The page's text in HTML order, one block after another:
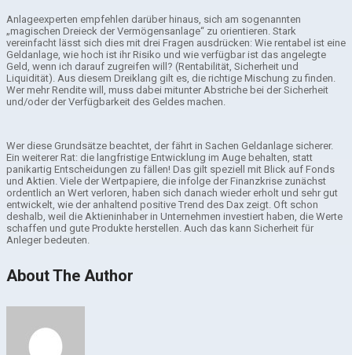
Anlageexperten empfehlen darüber hinaus, sich am sogenannten
„magischen Dreieck der Vermögensanlage“ zu orientieren. Stark
vereinfacht lässt sich dies mit drei Fragen ausdrücken: Wie rentabel ist eine
Geldanlage, wie hoch ist ihr Risiko und wie verfügbar ist das angelegte
Geld, wenn ich darauf zugreifen will? (Rentabilität, Sicherheit und
Liquidität). Aus diesem Dreiklang gilt es, die richtige Mischung zu finden.
Wer mehr Rendite will, muss dabei mitunter Abstriche bei der Sicherheit
und/oder der Verfügbarkeit des Geldes machen.
Wer diese Grundsätze beachtet, der fährt in Sachen Geldanlage sicherer.
Ein weiterer Rat: die langfristige Entwicklung im Auge behalten, statt
panikartig Entscheidungen zu fällen! Das gilt speziell mit Blick auf Fonds
und Aktien. Viele der Wertpapiere, die infolge der Finanzkrise zunächst
ordentlich an Wert verloren, haben sich danach wieder erholt und sehr gut
entwickelt, wie der anhaltend positive Trend des Dax zeigt. Oft schon
deshalb, weil die Aktieninhaber in Unternehmen investiert haben, die Werte
schaffen und gute Produkte herstellen. Auch das kann Sicherheit für
Anleger bedeuten.
About The Author